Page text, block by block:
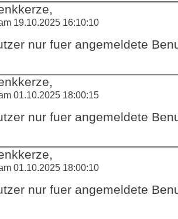
19.10.2025 16:10:10
nur fuer angemeldete
01.10.2025 18:00:15
nur fuer angemeldete
01.10.2025 18:00:10
nur fuer angemeldete